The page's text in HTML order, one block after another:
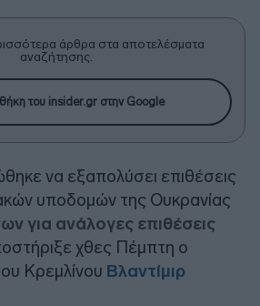
άρθρα στα αποτελέσματα
αναζήτησης.
του insider.gr στην Google
να εξαπολύσει επιθέσεις
υποδομών της Ουκρανίας
για ανάλογες επιθέσεις
χθες Πέμπτη ο
Κρεμλίνου Βλαντίμιρ